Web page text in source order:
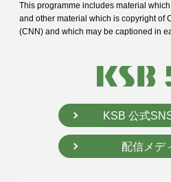
This programme includes material
and other material which is copyright of
(CNN) and which may be captioned in
KSB 公式
配信メデ